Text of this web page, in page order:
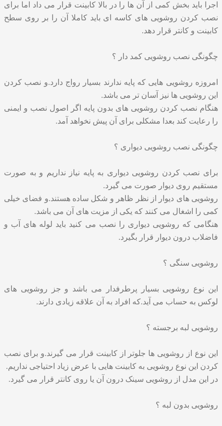
اجرا باید بخش کمی از آن ها را در بالا کابینت قرار می داد اما برای
نصب کردن روشویی های کاسه ای باید کاملا آن را بر روی سطح
کابینت و کانتر قرار دهد.
چگونگی نصب روشویی کمد دار ؟
امروزه روشویی هایی که پایه ندارند بسیار رواج دارد.و نصب کردن
این روشویی ها نیز آسان تر می باشد.
هنگام نصب کردن روشویی های بدون پایه اگر اصول نصب و ایمنی
را رعایت کند بعدا مشکلی برای آن پیش نخواهد آمد.
چگونگی نصب روشویی دیواری ؟
برای نصب کردن روشویی دیواری به پایه نیاز نداریم و به صورت
مستقیم روی دیوار صورت می گیرد.
روشویی های دیوار از نظر ظاهر و شکل ساده هستند.و فضای خیلی
کمی را اشغال می کنند که یکی از مزیت های آن می باشد.
هنگامی که روشویی دیواری را نصب می کنید باید لوله های آب و
فاضلاب درون دیوار قرار بگیرد.
روشویی سنگی ؟
این نوع روشویی بسیار پرطرفدار می باشد و جز روشویی های
لوکس به حساب می آید.که افراد به آن علاقه زیادی دارند.
روشویی لبه برجسته ؟
این نوع از روشویی ها جلوتر از کابینت قرار می گیرند.و برای نصب
کردن این نوع روشویی به کابینت هایی با عرض زیاد احتیاجی نداریم.
در این مدل از روشویی سینک درون آن یا روی کانتر قرار می گیرد.
روشویی بدون لبه ؟